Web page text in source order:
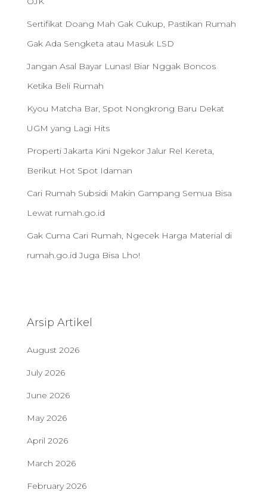
Sertifikat Doang Mah Gak Cukup, Pastikan Rumah
Gak Ada Sengketa atau Masuk LSD
Jangan Asal Bayar Lunas! Biar Nggak Boncos
Ketika Beli Rumah
Kyou Matcha Bar, Spot Nongkrong Baru Dekat
UGM yang Lagi Hits
Properti Jakarta Kini Ngekor Jalur Rel Kereta,
Berikut Hot Spot Idaman
Cari Rumah Subsidi Makin Gampang Semua Bisa
Lewat rumah.go.id
Gak Cuma Cari Rumah, Ngecek Harga Material di
rumah.go.id Juga Bisa Lho!
Arsip Artikel
August 2026
July 2026
June 2026
May 2026
April 2026
March 2026
February 2026